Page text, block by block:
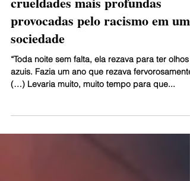
O Olho Mais Azul, fala das
crueldades mais profundas
provocadas pelo racismo em uma
sociedade
azuis. Fazia um ano que rezava fervorosamente.
(…) Levaria muito, muito tempo para que...